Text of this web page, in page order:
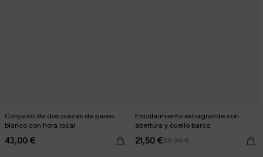
Conjunto de dos piezas de pareo
blanco con hora local
43,00 €
Encubrimiento extragrande con
abertura y cuello barco
21,50 €23,90 €